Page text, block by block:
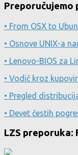
Preporučujemo
• From OSX to
• Osnove UNIX-a
• Lenovo-BIOS za
• Vodič kroz
• Pregled
• Devet čestih
LZS preporuka: